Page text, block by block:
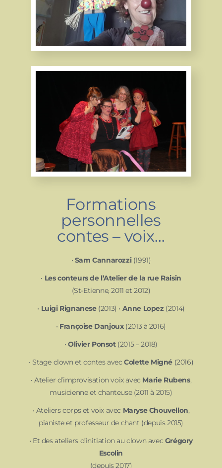
Formations
personnelles
contes – voix…
• Sam Cannarozzi(1991)
• Les conteurs de l’Atelier de la rue Raisin
(St-Etienne, 2011 et 2012)
• Luigi Rignanese(2013) • Anne Lopez(2014)
• Françoise Danjoux(2013 à 2016)
•Olivier Ponsot(2015 – 2018)
• Stage clown et contes avecColette Migné (2016)
• Atelier d’improvisation voix avec Marie Rubens,
musicienne et chanteuse (2011 à 2015)
• Ateliers corps et voix avec Maryse Chouvellon,
pianiste et professeur de chant (depuis 2015)
• Et des ateliers d’initiation au clown avec Grégory
Escolin
(depuis 2017)